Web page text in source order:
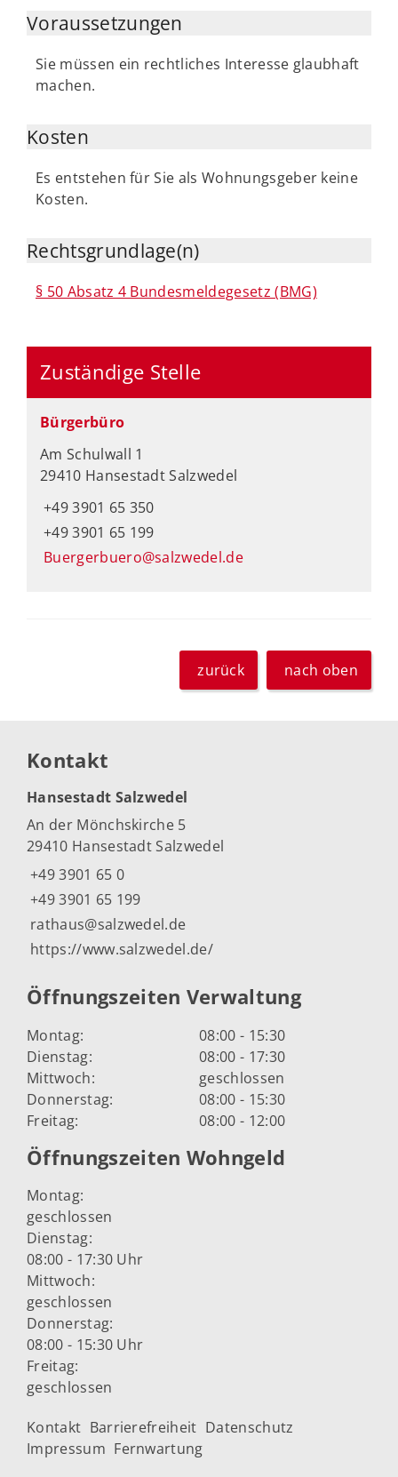
Voraussetzungen
Sie müssen ein rechtliches Interesse glaubhaft
machen.
Kosten
Es entstehen für Sie als Wohnungsgeber keine
Kosten.
Rechtsgrundlage(n)
§ 50 Absatz 4 Bundesmeldegesetz (BMG)
Zuständige Stelle
Bürgerbüro
Am Schulwall 1
29410 Hansestadt Salzwedel
+49 3901 65 350
+49 3901 65 199
Buergerbuero@salzwedel.de
zurück nach oben
Kontakt
Hansestadt Salzwedel
An der Mönchskirche 5
29410 Hansestadt Salzwedel
+49 3901 65 0
+49 3901 65 199
rathaus@salzwedel.de
https://www.salzwedel.de/
Öffnungszeiten Verwaltung
Montag:
08:00 - 15:30
Dienstag:
08:00 - 17:30
Mittwoch:
geschlossen
Donnerstag:
08:00 - 15:30
Freitag:
08:00 - 12:00
Öffnungszeiten Wohngeld
Montag:
geschlossen
Dienstag:
08:00 - 17:30 Uhr
Mittwoch:
geschlossen
Donnerstag:
08:00 - 15:30 Uhr
Freitag:
geschlossen
Kontakt Barrierefreiheit Datenschutz
Impressum Fernwartung